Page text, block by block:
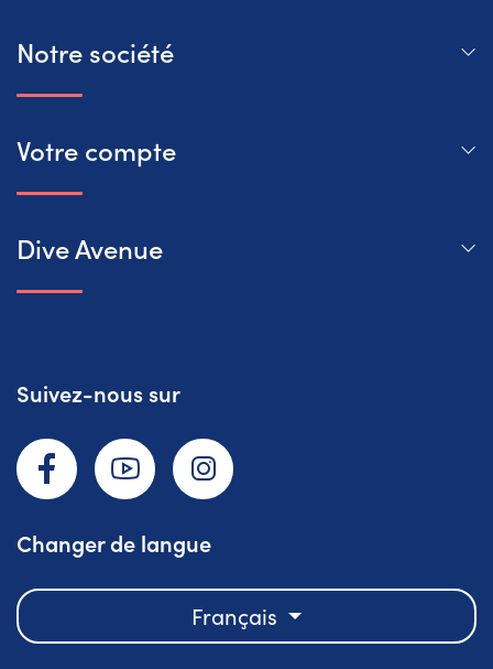
Notre société
Votre compte
Dive Avenue
Suivez-nous sur
Changer de langue
Français